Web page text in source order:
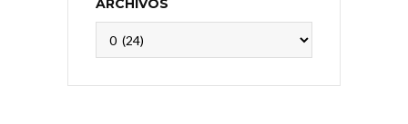
ARCHIVOS